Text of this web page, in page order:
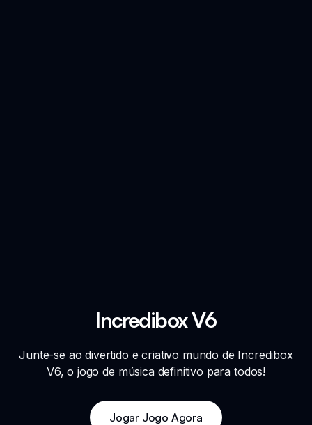
Incredibox V6
Junte-se ao divertido e criativo mundo de Incredibox
V6, o jogo de música definitivo para todos!
Jogar Jogo Agora